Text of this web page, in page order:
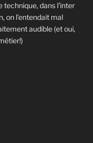
technique, dans l’inter
on l’entendait mal
audible (et oui,